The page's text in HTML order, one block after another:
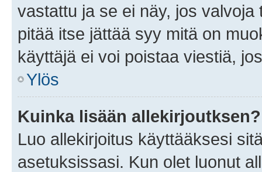
vastattu ja se ei näy, jos
pitää itse jättää syy mitä on
käyttäjä ei voi poistaa viestiä,
Ylös
Kuinka lisään allekirjoutksen?
Luo allekirjoitus käyttääksesi
asetuksissasi. Kun olet luonut